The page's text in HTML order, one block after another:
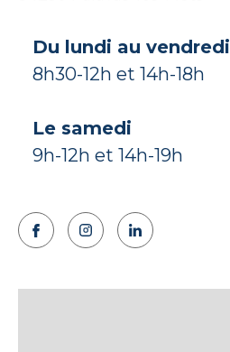
Du lundi au vendredi
8h30-12h et 14h-18h
Le samedi
9h-12h et 14h-19h